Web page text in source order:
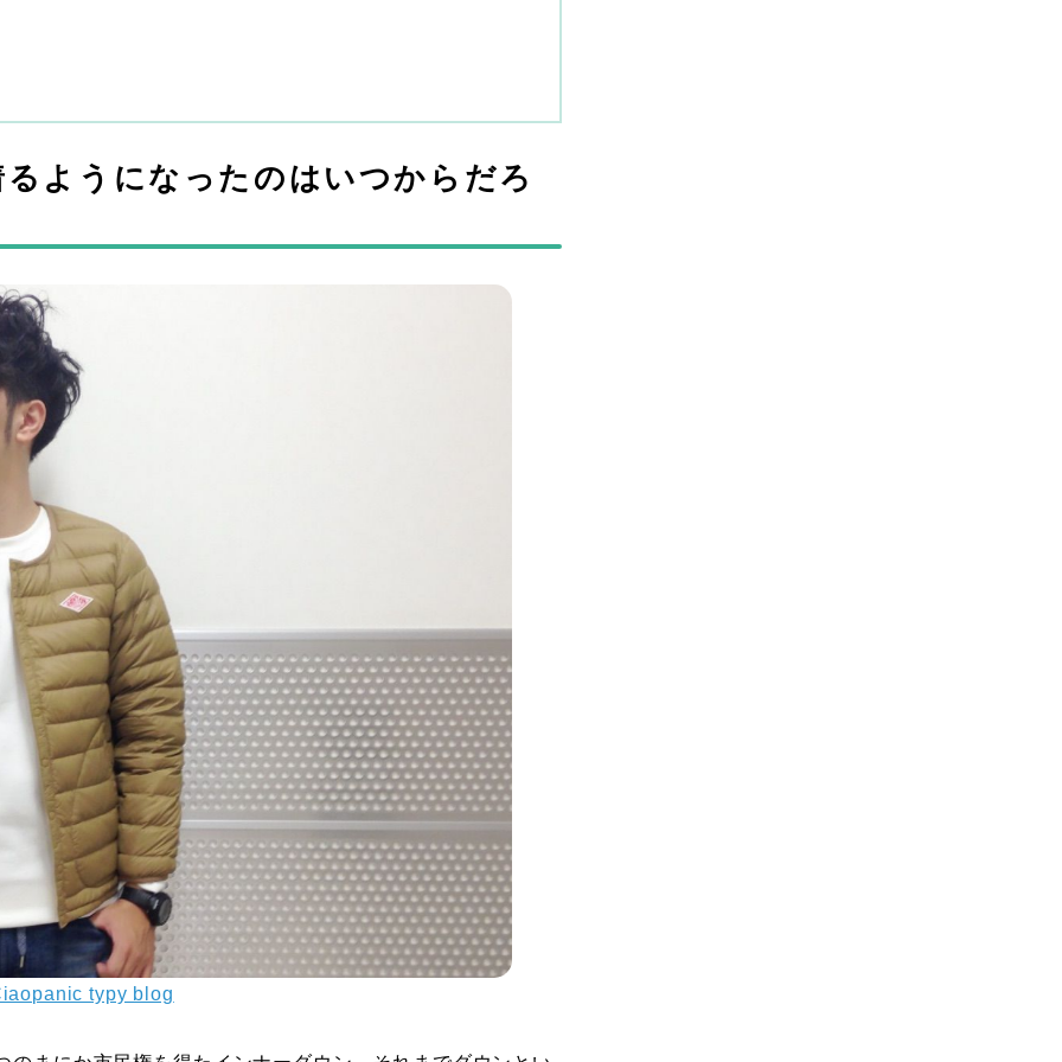
ようになったのはいつからだろ
typy blog